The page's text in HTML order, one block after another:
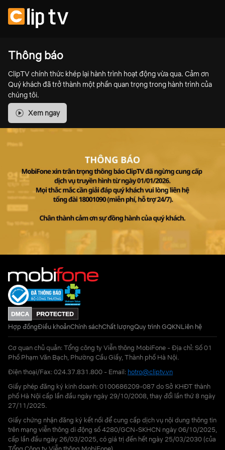
Thông báo
ClipTV chính thức khép lại hành trình hoạt động vừa qua. Cảm ơn
Quý khách đã trở thành một phần quan trọng trong hành trình của
chúng tôi.
Xem ngay
Hợp đồngĐiều khoảnChính sáchChất lượngQuy trình GQKNLiên hệ
Cơ quan chủ quản: Tổng công ty Viễn thông MobiFone - Địa chỉ: Số 01
Phố Phạm Văn Bạch, Phường Cầu Giấy, Thành phố Hà Nội.
Điện thoại/Fax: 024.37.831.800 - Email: hotro@cliptv.vn
Giấy phép đăng ký kinh doanh: 0100686209-087 do Sở KHĐT thành
phố Hà Nội cấp lần đầu ngày ngày 29/10/2008, thay đổi lần thứ 8 ngày
27/11/2025.
Giấy chứng nhận đăng ký kết nối để cung cấp dịch vụ nội dung thông tin
trên mạng viễn thông di động số 4280/GCN-SKHCN ngày 06/10/2025,
cấp lần đầu ngày 26/03/2025, có giá trị đến hết ngày 25/03/2030 (của